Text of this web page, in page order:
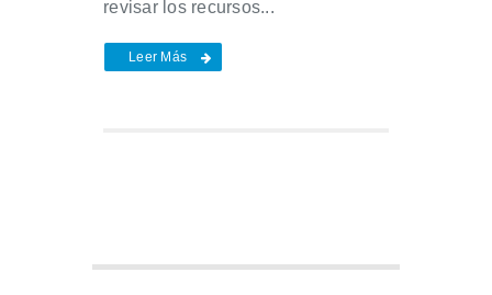
revisar los recursos...
Leer Más